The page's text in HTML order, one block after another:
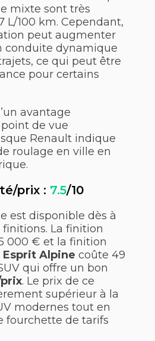
mixte sont très
L/100 km. Cependant,
peut augmenter
conduite dynamique
ce qui peut être
pour certains
avantage
de vue
Renault indique
roulage en ville en
prix : 7.5/10
est disponible dès à
La finition
000 € et la finition
Esprit Alpine coûte 49
qui offre un bon
. Le prix de ce
supérieur à la
modernes tout en
fourchette de tarifs